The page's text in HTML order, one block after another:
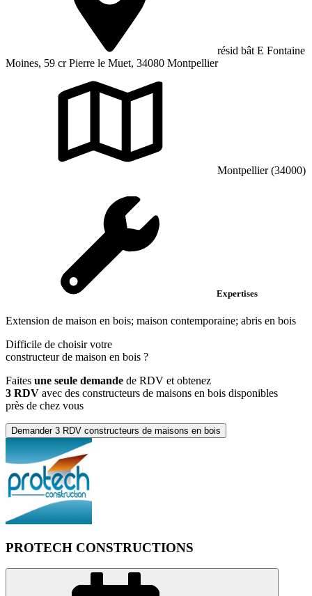
résid bât E Fontaine
Moines, 59 cr Pierre le Muet, 34080 Montpellier
Montpellier (34000)
Expertises
Extension de maison en bois; maison contemporaine; abris en bois
Difficile de choisir votre
constructeur de maison en bois ?
Faites une seule demande de RDV et obtenez
3 RDV avec des constructeurs de maisons en bois disponibles
près de chez vous
Demander 3 RDV constructeurs de maisons en bois
PROTECH CONSTRUCTIONS